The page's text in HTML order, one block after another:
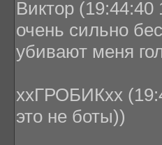
Виктор (19:44:40
очень сильно
убивают меня
ххГРОБИКхх
это не боты))